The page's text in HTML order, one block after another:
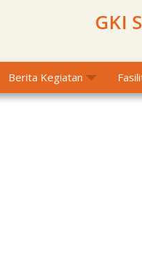
GKI
Berita Kegiatan